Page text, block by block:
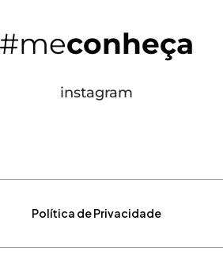
#meconheça
instagram
Política de Privacidade